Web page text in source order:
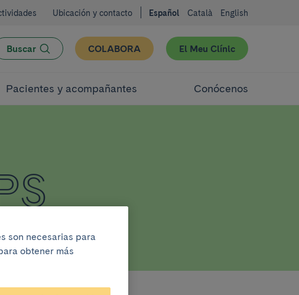
Ubicación y contacto Español Català English
Buscar COLABORA El Meu Clínic
Pacientes y acompañantes Conócenos
son necesarias para
obtener más